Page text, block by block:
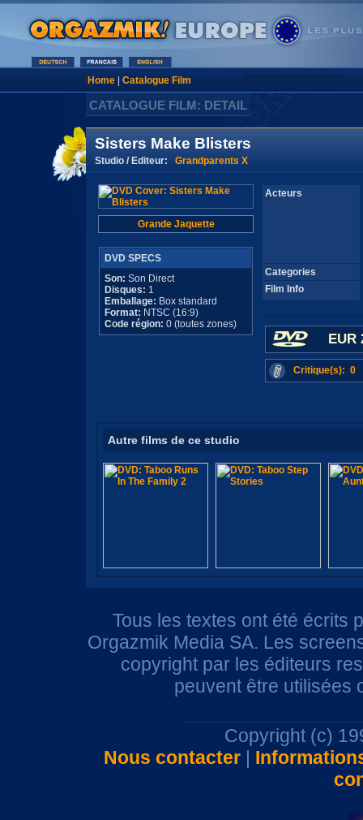
Home| Catalogue Film
CATALOGUE FILM: DETAIL
Sisters Make Blisters
Studio / Editeur: Grandparents X
Grande Jaquette
DVD SPECS
Son: Son Direct
Disques: 1
Emballage: Box standard
Format: NTSC (16:9)
Code région: 0 (toutes zones)
Acteurs
Categories
Film Info
EUR
Critique(s): 0
Autre films de ce studio
Tous les textes ont été écrits
Orgazmik Media SA. Les
copyright par les éditeurs
peuvent être utilisées
Copyright (c)
Nous contacter|